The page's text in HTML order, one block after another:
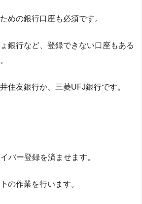
めの銀行口座も必須です。
銀行など、登録できない口座もある
住友銀行か、三菱UFJ銀行です。
バー登録を済ませます。
の作業を行います。